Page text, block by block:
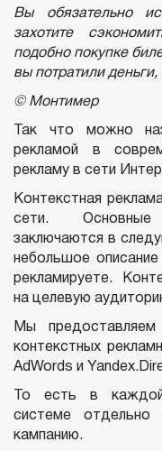
Вы обязательно
захотите
подобно покупке
вы потратили
© Монтимер
Так что можно
рекламой в
рекламу в сети
Контекстная
сети. Основные
заключаются в
небольшое
рекламируете.
на целевую
Мы предоставляем
контекстных
AdWords и
То есть в каждой
системе отдельно
кампанию.